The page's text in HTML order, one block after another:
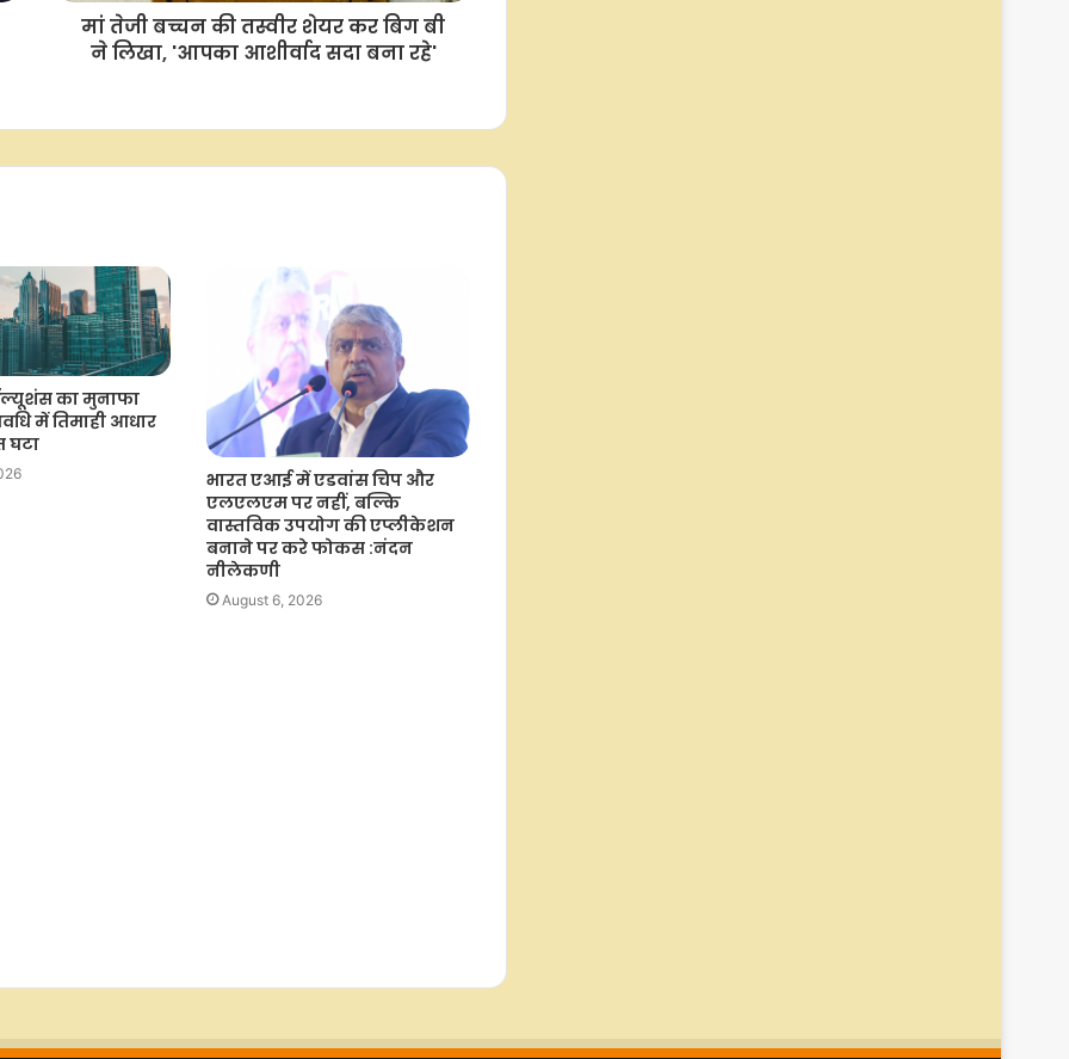
मां तेजी बच्चन की तस्वीर शेयर कर बिग बी
ने लिखा, 'आपका आशीर्वाद सदा बना रहे'
का मुनाफा
में तिमाही आधार
घटा
भारत एआई में एडवांस चिप और
एलएलएम पर नहीं, बल्कि
वास्तविक उपयोग की एप्लीकेशन
बनाने पर करे फोकस :नंदन
नीलेकणी
August 6, 2026